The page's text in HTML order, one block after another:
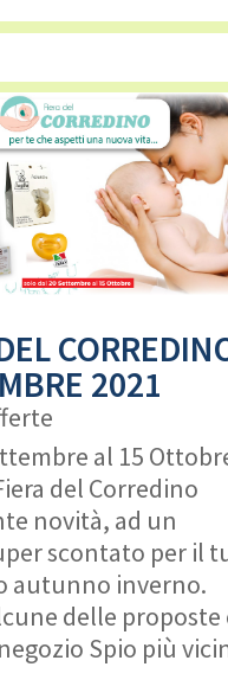
2021
al 15
del Corredino
novità, ad un
scontato per il
autunno inverno.
delle proposte
Spio più